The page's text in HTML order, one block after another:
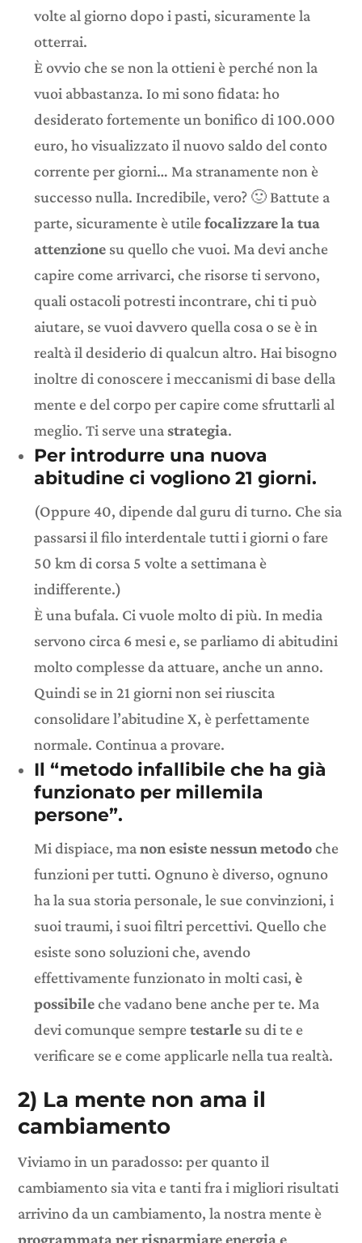
volte al giorno dopo i pasti, sicuramente la
otterrai.
È ovvio che se non la ottieni è perché non la
vuoi abbastanza. Io mi sono fidata: ho
desiderato fortemente un bonifico di 100.000
euro, ho visualizzato il nuovo saldo del conto
corrente per giorni… Ma stranamente non è
successo nulla. Incredibile, vero? 🙂 Battute a
parte, sicuramente è utilefocalizzare la tua
attenzione su quello che vuoi. Ma devi anche
capire come arrivarci, che risorse ti servono,
quali ostacoli potresti incontrare, chi ti può
aiutare, se vuoi davvero quella cosa o se è in
realtà il desiderio di qualcun altro. Hai bisogno
inoltre di conoscere i meccanismi di base della
mente e del corpo per capire come sfruttarli al
meglio. Ti serve unastrategia.
Per introdurre una nuova
abitudine ci vogliono21 giorni.
(Oppure 40, dipende dal guru di turno. Che sia
passarsi il filo interdentale tutti i giorni o fare
50 km di corsa 5 volte a settimana è
indifferente.)
È una bufala. Ci vuole molto di più. In media
servono circa 6 mesi e, se parliamo di abitudini
molto complesse da attuare, anche un anno.
Quindi se in 21 giorni non sei riuscita
consolidare l’abitudine X, è perfettamente
normale. Continua a provare.
Il “metodo infallibile che ha già
funzionato per millemila
persone”.
Mi dispiace, manon esiste nessun metodoche
funzioni per tutti. Ognuno è diverso, ognuno
ha la sua storia personale, le sue convinzioni, i
suoi traumi, i suoi filtri percettivi. Quello che
esiste sono soluzioni che, avendo
effettivamente funzionato in molti casi,è
possibileche vadano bene anche per te. Ma
devi comunque sempretestarle su di te e
verificare se e come applicarle nella tua realtà.
2) La mente non ama il
cambiamento
Viviamo in un paradosso: per quanto il
cambiamento sia vita e tanti fra i migliori risultati
arrivino da un cambiamento, la nostra mente è
programmata per risparmiare energia e